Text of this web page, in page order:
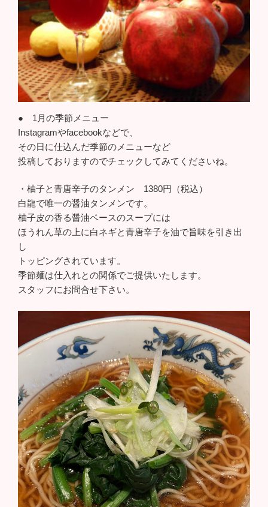
● 1月の季節メニュー
Instagramやfacebookなどで、
その日に仕込んだ季節のメニューなど
投稿しておりますのでチェックしてみてくださいね。
・柚子と青唐辛子のタンメン 1380円（税込）
白龍で唯一の醤油タンメンです。
柚子皮の香る醤油ベースのスープには
ほうれん草の上に白ネギと青唐辛子を油で旨味を引き出
し
トッピングされています。
季節麺は仕入れとの関係でご提供いたします。
スタッフにお問合せ下さい。